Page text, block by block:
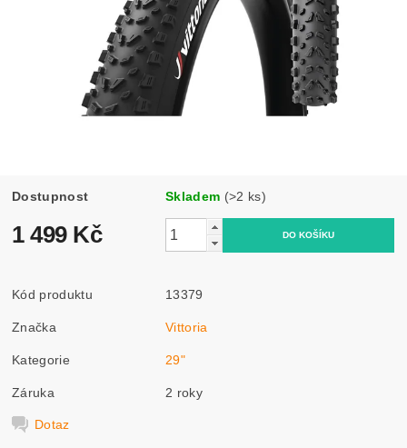
Dostupnost Skladem (>2 ks)
1 499 Kč
Kód produktu 13379
Značka Vittoria
Kategorie 29"
Záruka 2 roky
Dotaz